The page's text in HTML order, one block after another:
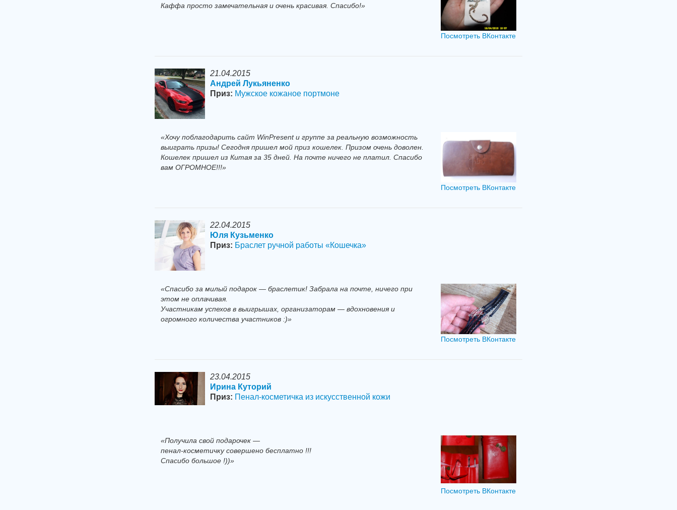
Каффа просто замечательная и очень красивая. Спасибо!»
Посмотреть ВКонтакте
21.04.2015
Андрей Лукьяненко
Приз: Мужское кожаное портмоне
«Хочу поблагодарить сайт WinPresent и группе за реальную возможность
выиграть призы! Сегодня пришел мой приз кошелек. Призом очень доволен.
Кошелек пришел из Китая за 35 дней. На почте ничего не платил. Спасибо
вам ОГРОМНОЕ!!!»
Посмотреть ВКонтакте
22.04.2015
Юля Кузьменко
Приз: Браслет ручной работы «Кошечка»
«Спасибо за милый подарок — браслетик! Забрала на почте, ничего при
этом не оплачивая.
Участникам успехов в выигрышах, организаторам — вдохновения и
огромного количества участников :)»
Посмотреть ВКонтакте
23.04.2015
Ирина Куторий
Приз: Пенал-косметичка из искусственной кожи
«Получила свой подарочек —
пенал-косметичку совершено бесплатно !!!
Спасибо большое !))»
Посмотреть ВКонтакте